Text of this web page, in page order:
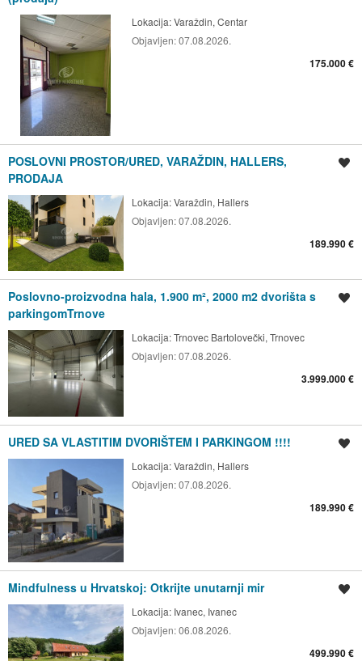
Lokacija:Varaždin, Centar
Objavljen:07.08.2026.
175.000 €
POSLOVNI PROSTOR/URED, VARAŽDIN, HALLERS,
PRODAJA
Lokacija:Varaždin, Hallers
Objavljen:07.08.2026.
189.990 €
Poslovno-proizvodna hala, 1.900 m², 2000 m2 dvorišta s
parkingomTrnove
Lokacija:Trnovec Bartolovečki, Trnovec
Objavljen:07.08.2026.
3.999.000 €
URED SA VLASTITIM DVORIŠTEM I PARKINGOM !!!!
Lokacija:Varaždin, Hallers
Objavljen:07.08.2026.
189.990 €
Mindfulness u Hrvatskoj: Otkrijte unutarnji mir
Lokacija: Ivanec, Ivanec
Objavljen:06.08.2026.
499.990 €